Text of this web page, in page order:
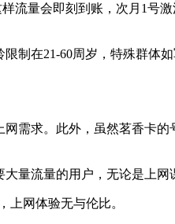
流量会即刻到账，次月1号
制在21-60周岁，特殊群体
需求。此外，虽然茗香卡的
量流量的用户，无论是上网
上网体验无与伦比。